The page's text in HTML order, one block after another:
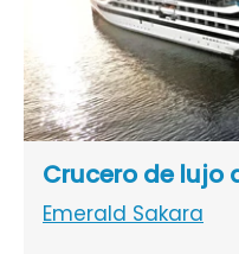
Crucero de lujo
Emerald Sakara